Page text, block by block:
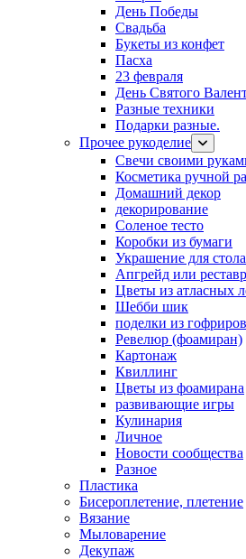
День Победы
Свадьба
Букеты из конфет
Пасха
23 февраля
День Святого
Разные техники
Подарки разные.
Прочее рукоделие
Свечи своими
Косметика ручной
Домашний декор
декорирование
Соленое тесто
Коробки из бумаги
Украшение для стола
Апгрейд или
Цветы из атласных
Шебби шик
поделки из
Ревелюр (фоамиран)
Картонаж
Квиллинг
Цветы из фоамирана
развивающие игры
Кулинария
Личное
Новости сообщества
Разное
Пластика
Бисероплетение, плетение
Вязание
Мыловарение
Декупаж